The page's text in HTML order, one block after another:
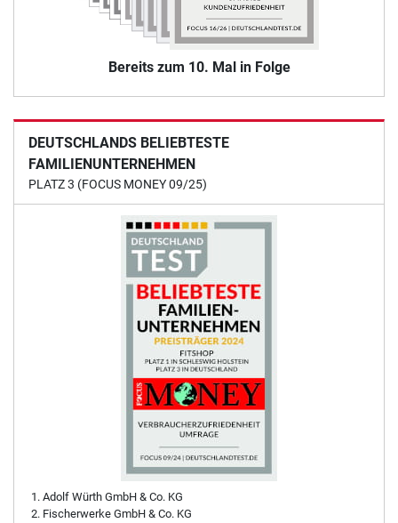
Bereits zum 10. Mal in Folge
DEUTSCHLANDS BELIEBTESTE
FAMILIENUNTERNEHMEN
PLATZ 3 (FOCUS MONEY 09/25)
Adolf Würth GmbH & Co. KG
Fischerwerke GmbH & Co. KG